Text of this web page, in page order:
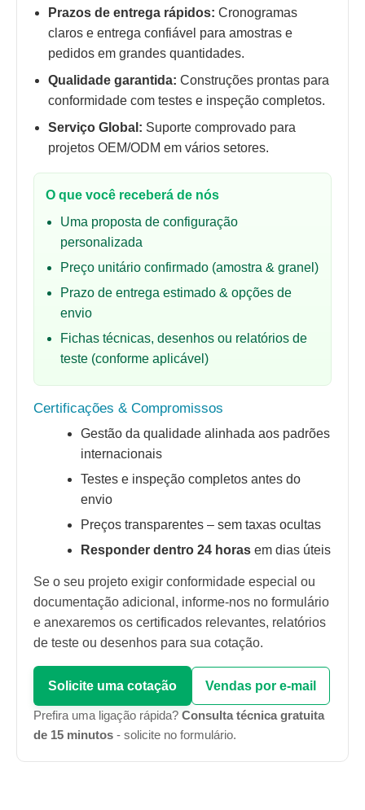
Prazos de entrega rápidos: Cronogramas
claros e entrega confiável para amostras e
pedidos em grandes quantidades.
Qualidade garantida: Construções prontas para
conformidade com testes e inspeção completos.
Serviço Global: Suporte comprovado para
projetos OEM/ODM em vários setores.
O que você receberá de nós
Uma proposta de configuração
personalizada
Preço unitário confirmado (amostra & granel)
Prazo de entrega estimado & opções de
envio
Fichas técnicas, desenhos ou relatórios de
teste (conforme aplicável)
Certificações & Compromissos
Gestão da qualidade alinhada aos padrões
internacionais
Testes e inspeção completos antes do
envio
Preços transparentes – sem taxas ocultas
Responder dentro 24 horas em dias úteis
Se o seu projeto exigir conformidade especial ou
documentação adicional, informe-nos no formulário
e anexaremos os certificados relevantes, relatórios
de teste ou desenhos para sua cotação.
Solicite uma cotação Vendas por e-mail
Prefira uma ligação rápida? Consulta técnica gratuita
de 15 minutos - solicite no formulário.